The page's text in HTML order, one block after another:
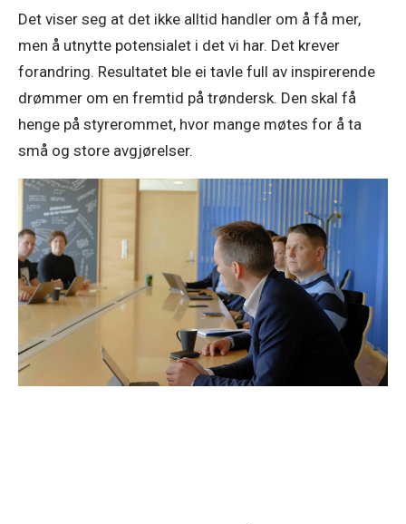
Det viser seg at det ikke alltid handler om å få mer,
men å utnytte potensialet i det vi har. Det krever
forandring. Resultatet ble ei tavle full av inspirerende
drømmer om en fremtid på trøndersk. Den skal få
henge på styrerommet, hvor mange møtes for å ta
små og store avgjørelser.